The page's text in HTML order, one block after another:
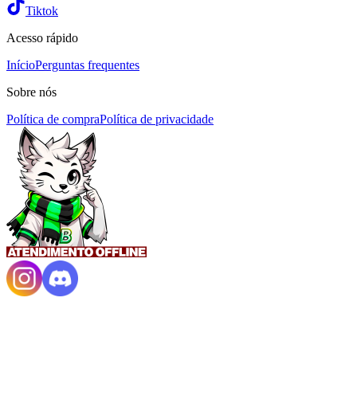
Tiktok
Acesso rápido
InícioPerguntas frequentes
Sobre nós
Política de compraPolítica de privacidade